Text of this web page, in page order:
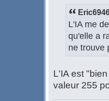
L'IA me
qu'elle a
ne trouve
L'IA est
valeur 255